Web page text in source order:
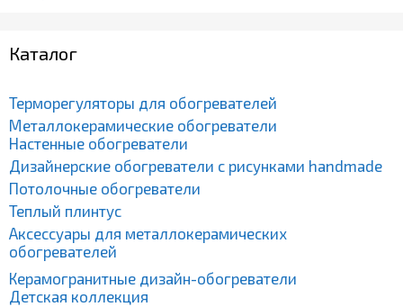
Каталог
Терморегуляторы для обогревателей
Металлокерамические обогреватели
Настенные обогреватели
Дизайнерские обогреватели с рисунками handmade
Потолочные обогреватели
Теплый плинтус
Аксессуары для металлокерамических
обогревателей
Керамогранитные дизайн-обогреватели
Детская коллекция